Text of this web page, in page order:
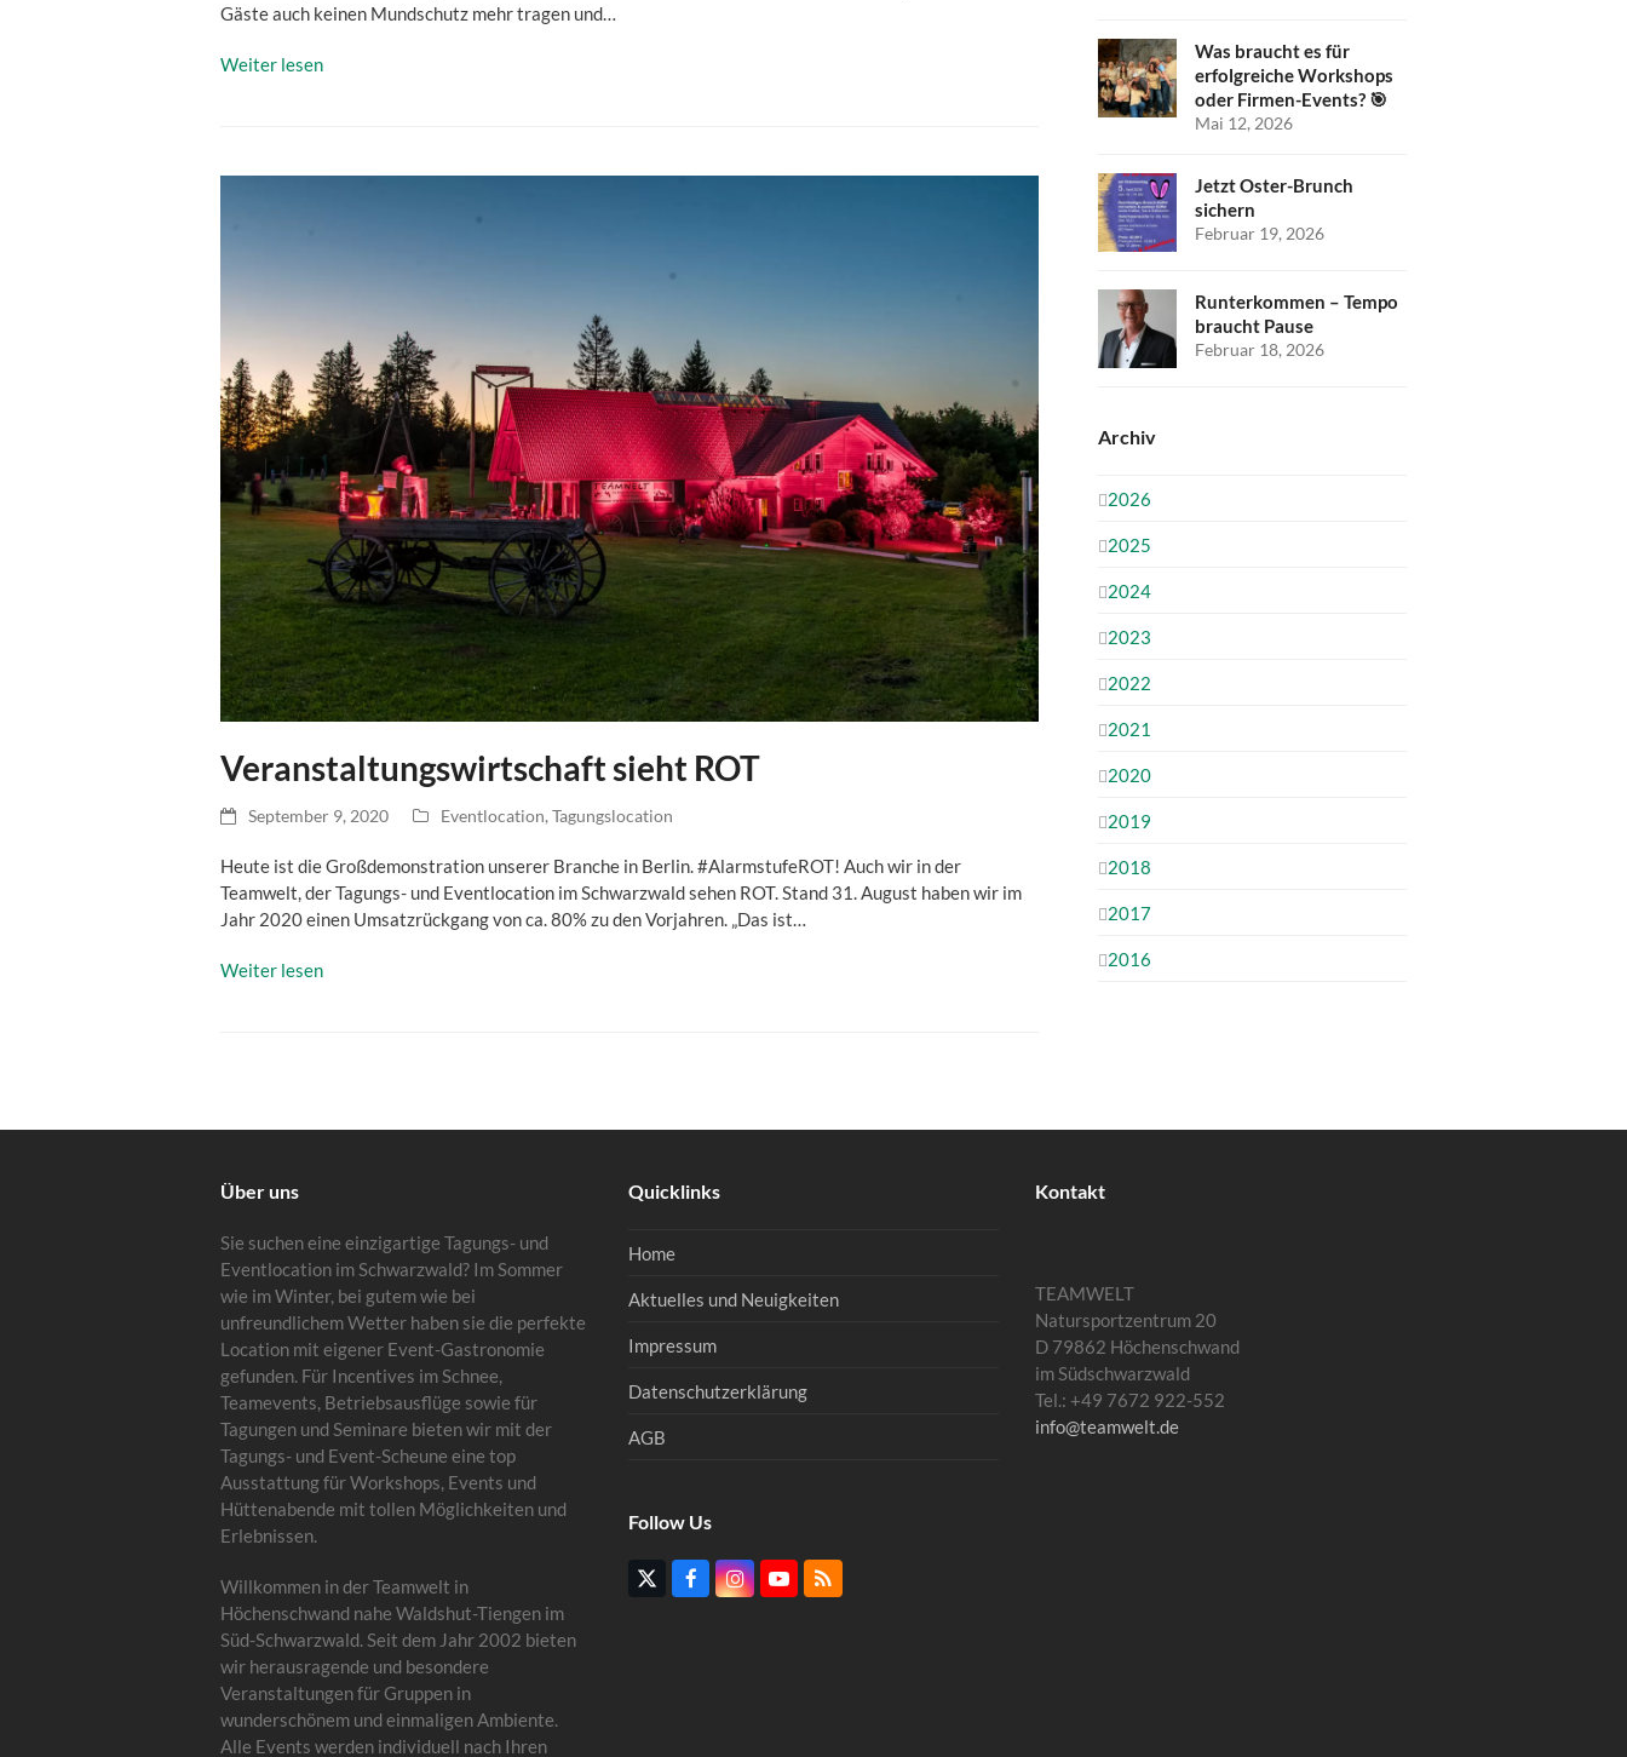
Gäste auch keinen Mundschutz mehr tragen und…
Weiter lesen
Veranstaltungswirtschaft sieht ROT
September 9, 2020 Eventlocation, Tagungslocation
Heute ist die Großdemonstration unserer Branche in Berlin. #AlarmstufeROT! Auch wir in der
Teamwelt, der Tagungs- und Eventlocation im Schwarzwald sehen ROT. Stand 31. August haben wir im
Jahr 2020 einen Umsatzrückgang von ca. 80% zu den Vorjahren. „Das ist…
Weiter lesen
Was braucht es für
erfolgreiche Workshops
oder Firmen-Events? 🎯
Mai 12, 2026
Jetzt Oster-Brunch
sichern
Februar 19, 2026
Runterkommen – Tempo
braucht Pause
Februar 18, 2026
Archiv
2026
2025
2024
2023
2022
2021
2020
2019
2018
2017
2016
Über uns
Sie suchen eine einzigartige Tagungs- und
Eventlocation im Schwarzwald? Im Sommer
wie im Winter, bei gutem wie bei
unfreundlichem Wetter haben sie die perfekte
Location mit eigener Event-Gastronomie
gefunden. Für Incentives im Schnee,
Teamevents, Betriebsausflüge sowie für
Tagungen und Seminare bieten wir mit der
Tagungs- und Event-Scheune eine top
Ausstattung für Workshops, Events und
Hüttenabende mit tollen Möglichkeiten und
Erlebnissen.
Willkommen in der Teamwelt in
Höchenschwand nahe Waldshut-Tiengen im
Süd-Schwarzwald. Seit dem Jahr 2002 bieten
wir herausragende und besondere
Veranstaltungen für Gruppen in
wunderschönem und einmaligen Ambiente.
Alle Events werden individuell nach Ihren
Quicklinks
Home
Aktuelles und Neuigkeiten
Impressum
Datenschutzerklärung
AGB
Follow Us
TwitterFacebookInstagram
YouTube
RSS
Kontakt
TEAMWELT
Natursportzentrum 20
D 79862 Höchenschwand
im Südschwarzwald
Tel.: +49 7672 922-552
info@teamwelt.de